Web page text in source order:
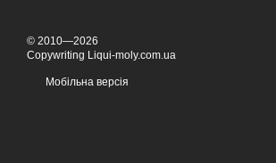
© 2010—2026
Copywriting Liqui-moly.com.ua
Мобільна версія